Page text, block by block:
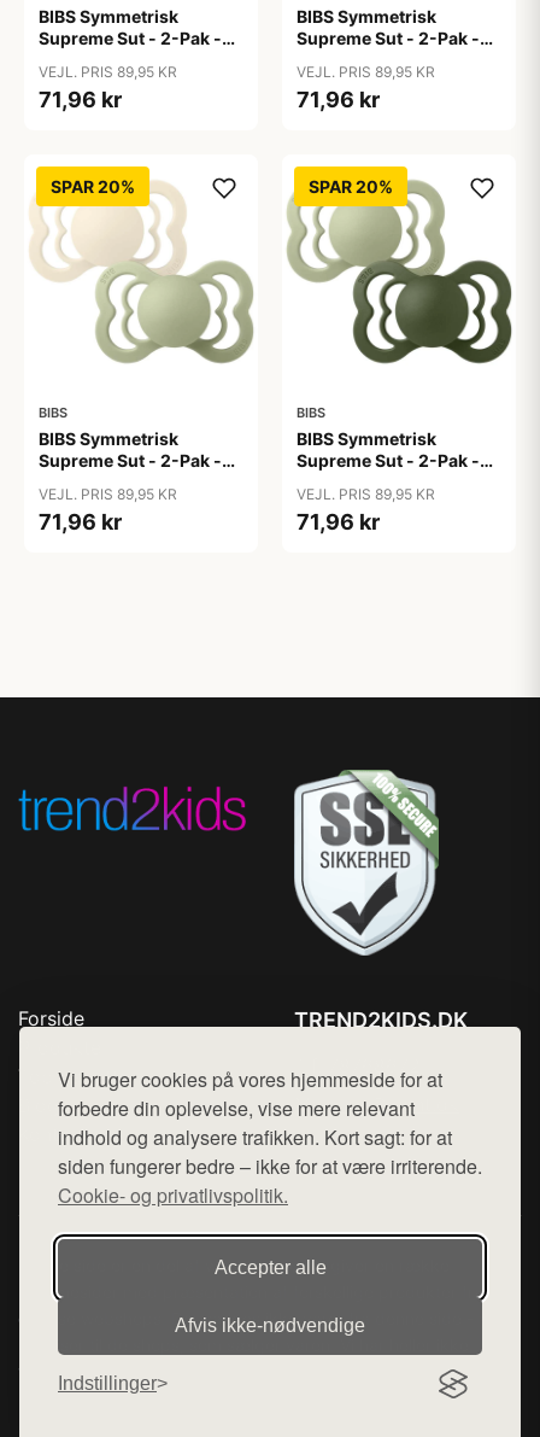
Vi bruger cookies på vores hjemmeside for at
forbedre din oplevelse, vise mere relevant
indhold og analysere trafikken. Kort sagt: for at
siden fungerer bedre – ikke for at være irriterende.
Cookie- og privatlivspolitik.
Accepter alle
Afvis ikke‑nødvendige
Indstillinger
BIBS Symmetrisk
Supreme Sut - 2-Pak -
Iron/Baby Blue
VEJL. PRIS 89,95 KR
71,96 kr
BIBS Symmetrisk
Supreme Sut - 2-Pak -
Ivory/Blush
VEJL. PRIS 89,95 KR
71,96 kr
SPAR 20%
BIBS
BIBS Symmetrisk
Supreme Sut - 2-Pak -
Ivory/Sage
VEJL. PRIS 89,95 KR
71,96 kr
SPAR 20%
BIBS
BIBS Symmetrisk
Supreme Sut - 2-Pak -
Sage/Hunter Green
VEJL. PRIS 89,95 KR
71,96 kr
Forside
Top Rabatter
Blog
Kontakt
TREND2KIDS.DK
Mail: hej@want.dk
Cookie- og privatlivspolitik
Denne side er en del af want.dk, der udgiver en række
hjemmesider med præsentation af forskellige produkter fra
diverse webshops. Der sælges ikke varer fra denne side - vi
henviser til de shops, som sælger varen. Vi har heller ikke
varerne på lager.